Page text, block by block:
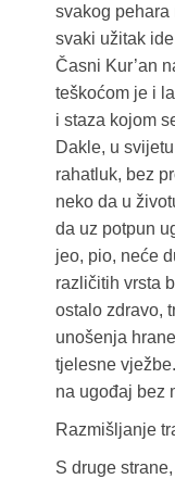
svakog pehara
svaki užitak ide
Časni Kur’an
teškoćom je i
i staza kojom
Dakle, u
rahatluk, bez
neko da u
da uz potpun
jeo, pio, neće
različitih vrsta
ostalo zdravo,
unošenja
tjelesne
na ugođaj bez
Razmišljanje
S druge